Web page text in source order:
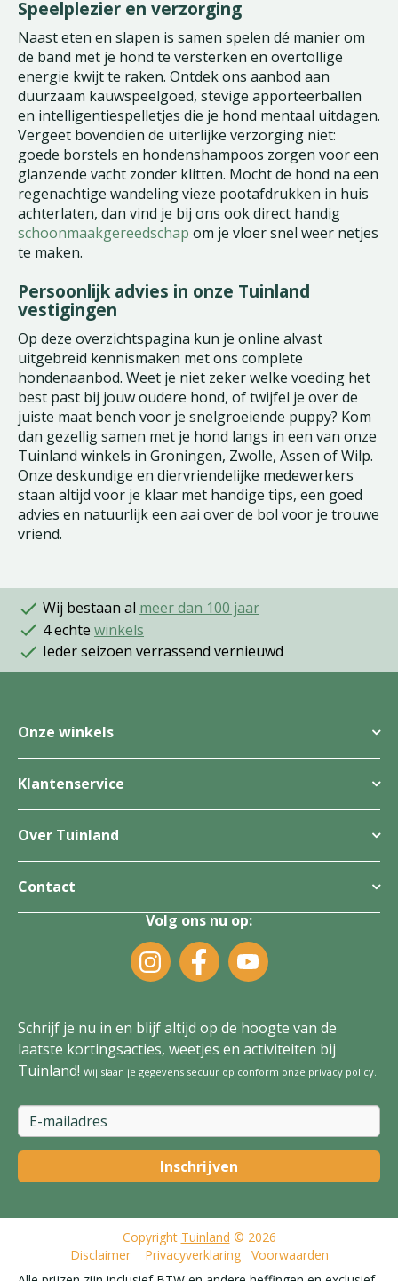
Speelplezier en verzorging
Naast eten en slapen is samen spelen dé manier om
de band met je hond te versterken en overtollige
energie kwijt te raken. Ontdek ons aanbod aan
duurzaam kauwspeelgoed, stevige apporteerballen
en intelligentiespelletjes die je hond mentaal uitdagen.
Vergeet bovendien de uiterlijke verzorging niet:
goede borstels en hondenshampoos zorgen voor een
glanzende vacht zonder klitten. Mocht de hond na een
regenachtige wandeling vieze pootafdrukken in huis
achterlaten, dan vind je bij ons ook direct handig
schoonmaakgereedschap om je vloer snel weer netjes
te maken.
Persoonlijk advies in onze Tuinland
vestigingen
Op deze overzichtspagina kun je online alvast
uitgebreid kennismaken met ons complete
hondenaanbod. Weet je niet zeker welke voeding het
best past bij jouw oudere hond, of twijfel je over de
juiste maat bench voor je snelgroeiende puppy? Kom
dan gezellig samen met je hond langs in een van onze
Tuinland winkels in Groningen, Zwolle, Assen of Wilp.
Onze deskundige en diervriendelijke medewerkers
staan altijd voor je klaar met handige tips, een goed
advies en natuurlijk een aai over de bol voor je trouwe
vriend.
Wij bestaan al meer dan 100 jaar
4 echte winkels
Ieder seizoen verrassend vernieuwd
Onze winkels
Klantenservice
Over Tuinland
Contact
Volg ons nu op:
Schrijf je nu in en blijf altijd op de hoogte van de
laatste kortingsacties, weetjes en activiteiten bij
Tuinland! Wij slaan je gegevens secuur op conform onze privacy policy.
Copyright Tuinland © 2026
Disclaimer
Privacyverklaring
Voorwaarden